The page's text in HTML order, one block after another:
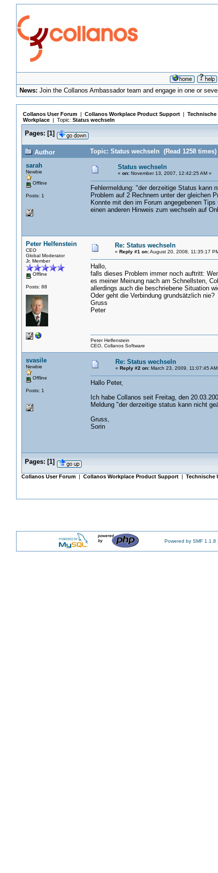
News: Join the Collanos Ambassador team and engage in one or
Collanos User Forum| Collanos Workplace Product Support|
Workplace| Topic: Status wechseln
Pages: [1]
Author
Topic: Status wechseln (Read 1258 times)
sarah
Newbie
Offline
Posts: 1
Status wechseln
« on:November 13, 2007, 12:42:25 AM »
Fehlermeldung: "der derzeitige Status kann
Problem auf 2 Rechnern unter der gleichen
Konnte mit den im Forum angegebenen
einen anderen Hinweis zum wechseln auf
Peter Helfenstein
CEO
Global Moderator
Jr. Member
Offline
Posts: 88
Re: Status wechseln
« Reply #1 on:August 20, 2008, 11:35:17
Hallo,
falls dieses Problem immer noch auftritt:
es meiner Meinung nach am Schnellsten,
allerdings auch die beschriebene Situation
Oder geht die Verbindung grundsätzlich nie?
Gruss
Peter
Peter Helfenstein
CEO, Collanos Software
svasile
Newbie
Offline
Posts: 1
Re: Status wechseln
« Reply #2 on:March 23, 2009, 11:07:45
Hallo Peter,
Ich habe Collanos seit Freitag, den
Meldung "der derzeitige status kann nicht
Gruss,
Sorin
Pages: [1]
Collanos User Forum| Collanos Workplace Product Support| Technische
Powered by SMF 1.1.8